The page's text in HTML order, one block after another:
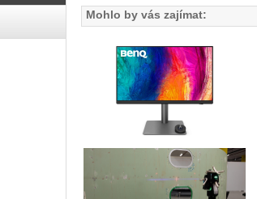
Mohlo by vás zajímat: